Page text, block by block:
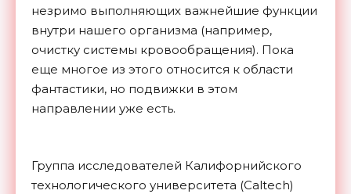
незримо выполняющих важнейшие функции
внутри нашего организма (например,
очистку системы кровообращения). Пока
еще многое из этого относится к области
фантастики, но подвижки в этом
направлении уже есть.
Группа исследователей Калифорнийского
технологического университета (Caltech)